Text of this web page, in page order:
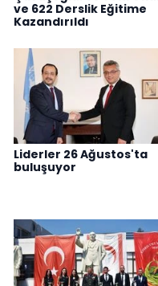
ve 622 Derslik Eğitime
Kazandırıldı
Liderler 26 Ağustos'ta
buluşuyor